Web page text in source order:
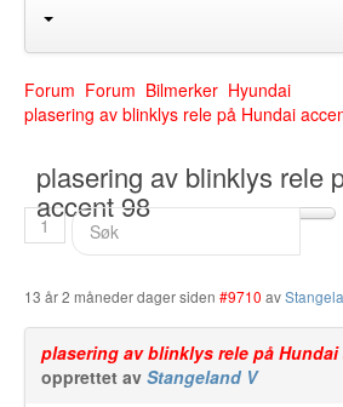
Aust Agder
Buskerud
Finnmark
Hedmark
Hordaland
Møre og Romsdal
Nord Trøndelag
Forum
Forum Forum Bilmerker Hyundai
plasering av blinklys rele på Hundai
plasering av blinklys rele
accent 98
1
13 år 2 måneder dager siden #9710 av
plasering av blinklys rele på Hundai
opprettet av Stangeland V